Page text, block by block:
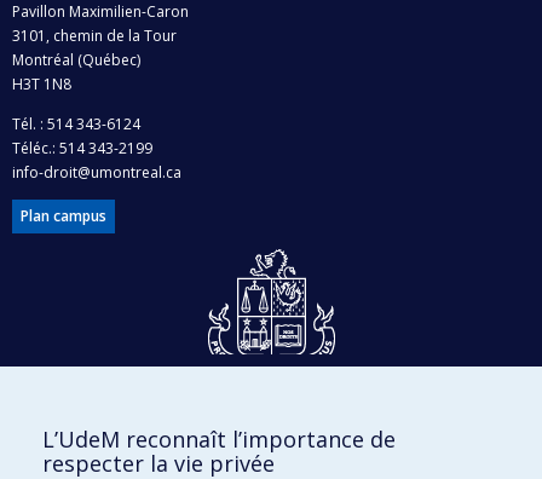
Pavillon Maximilien-Caron
3101, chemin de la Tour
Montréal (Québec)
H3T 1N8
Tél. : 514 343-6124
Téléc.: 514 343-2199
info-droit@umontreal.ca
Plan campus
Accès protégé
L’UdeM reconnaît l’importance de
respecter la vie privée